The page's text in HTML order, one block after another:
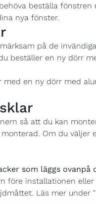
beställa
nya fönster.
på de
beställer en ny dörr
en ny dörr med
så att du kan
Om du väljer
som läggs ovanpå
före installationen
Läs mer under